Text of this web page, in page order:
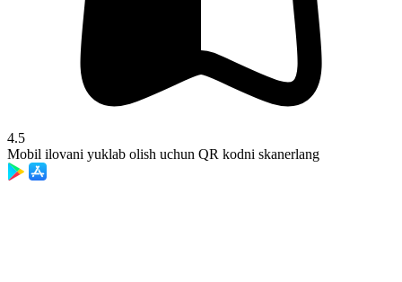
4.5
Mobil ilovani yuklab olish uchun QR kodni skanerlang